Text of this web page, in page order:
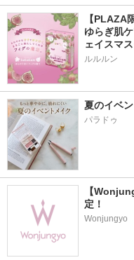
【PLAZA
ゆらぎ肌
ェイスマ
ルルルン
夏のイベ
パラドゥ
【
定！
Wonjungyo